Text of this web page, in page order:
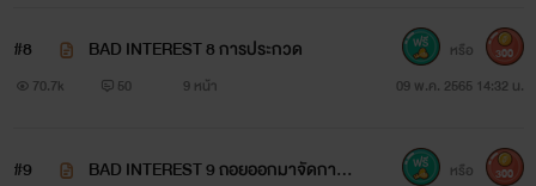
"ใช่ ฉันเป็นคนเสนอมันเอง"
#8 BAD INTEREST 8 การประกวด
70.7k 50 9 หน้า 09 พ.ค. 2565 14:32 น.
หรือ 300
#9
BAD INTEREST 9 ถอยออกมาจัดการ
หรือ 300